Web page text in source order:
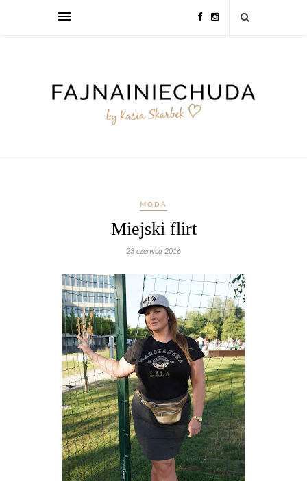
MODA
Miejski flirt
23 czerwca 2016